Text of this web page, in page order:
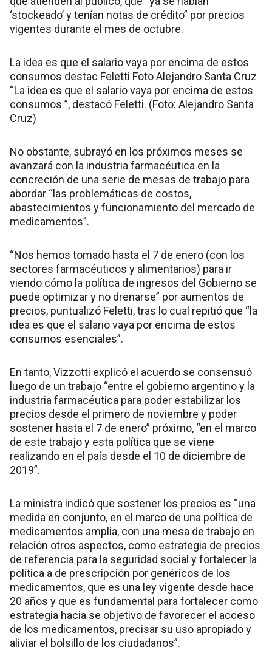
‘stockeado’ y tenían notas de crédito” por precios
vigentes durante el mes de octubre.
La idea es que el salario vaya por encima de estos
consumos destac Feletti Foto Alejandro Santa Cruz
“La idea es que el salario vaya por encima de estos
consumos ”, destacó Feletti. (Foto: Alejandro Santa
Cruz)
No obstante, subrayó en los próximos meses se
avanzará con la industria farmacéutica en la
concreción de una serie de mesas de trabajo para
abordar “las problemáticas de costos,
abastecimientos y funcionamiento del mercado de
medicamentos”.
“Nos hemos tomado hasta el 7 de enero (con los
sectores farmacéuticos y alimentarios) para ir
viendo cómo la política de ingresos del Gobierno se
puede optimizar y no drenarse” por aumentos de
precios, puntualizó Feletti, tras lo cual repitió que “la
idea es que el salario vaya por encima de estos
consumos esenciales”.
En tanto, Vizzotti explicó el acuerdo se consensuó
luego de un trabajo “entre el gobierno argentino y la
industria farmacéutica para poder estabilizar los
precios desde el primero de noviembre y poder
sostener hasta el 7 de enero” próximo, “en el marco
de este trabajo y esta política que se viene
realizando en el país desde el 10 de diciembre de
2019”.
La ministra indicó que sostener los precios es “una
medida en conjunto, en el marco de una política de
medicamentos amplia, con una mesa de trabajo en
relación otros aspectos, como estrategia de precios
de referencia para la seguridad social y fortalecer la
política a de prescripción por genéricos de los
medicamentos, que es una ley vigente desde hace
20 años y que es fundamental para fortalecer como
estrategia hacia se objetivo de favorecer el acceso
de los medicamentos, precisar su uso apropiado y
aliviar el bolsillo de los ciudadanos”.